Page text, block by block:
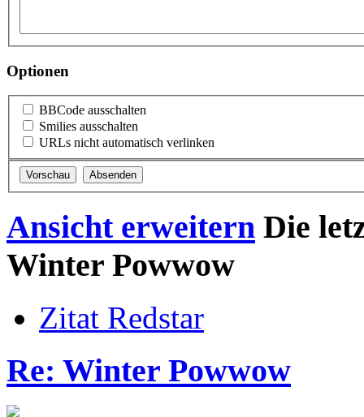
Optionen
BBCode ausschalten
Smilies ausschalten
URLs nicht automatisch verlinken
Ansicht erweitern Die
Winter Powwow
Zitat Redstar
Re: Winter Powwow